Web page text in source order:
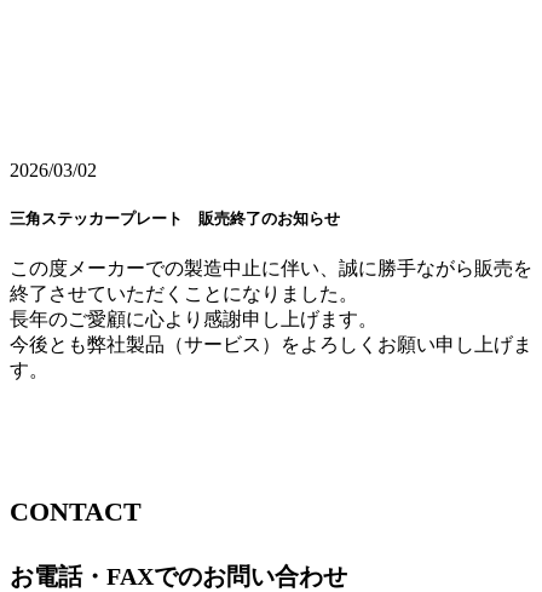
2026/03/02
三角ステッカープレート 販売終了のお知らせ
この度メーカーでの製造中止に伴い、誠に勝手ながら販売を
終了させていただくことになりました。
長年のご愛顧に心より感謝申し上げます。
今後とも弊社製品（サービス）をよろしくお願い申し上げま
す。
CONTACT
お電話・FAXでのお問い合わせ